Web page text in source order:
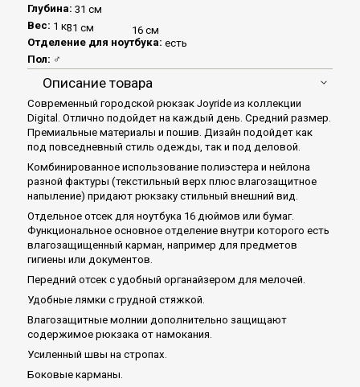
31 см 16 см
Глубина: 31 см
Вес: 1 кг
Отделение для ноутбука: есть
Пол: ♂
Описание товара
Современный городской рюкзак Joyride из коллекции
Digital. Отлично подойдет на каждый день. Средний размер.
Премиальные материалы и пошив. Дизайн подойдет как
под повседневный стиль одежды, так и под деловой.
Комбинированное использование полиэстера и нейлона
разной фактуры (текстильный верх плюс влагозащитное
напыление) придают рюкзаку стильный внешний вид.
Отдельное отсек для ноутбука 16 дюймов или бумаг.
Функциональное основное отделение внутри которого есть
влагозащищенный карман, например для предметов
гигиены или документов.
Передний отсек с удобный органайзером для мелочей.
Удобные лямки с грудной стяжкой.
Влагозащитные молнии дополнительно защищают
содержимое рюкзака от намокания.
Усиленный швы на стропах.
Боковые карманы.